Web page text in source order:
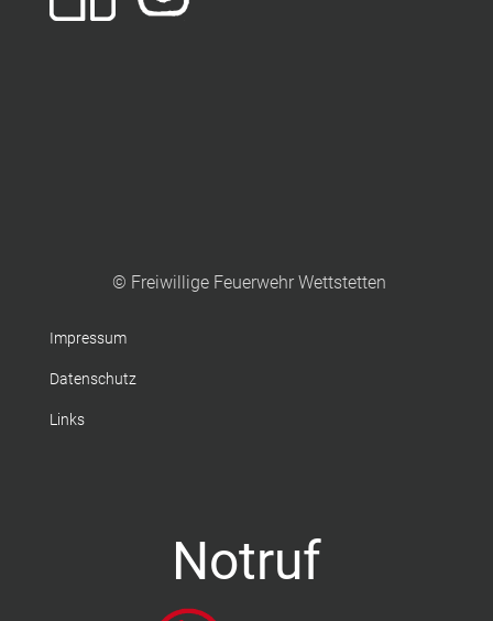
© Freiwillige Feuerwehr Wettstetten
Impressum
Datenschutz
Links
Notruf